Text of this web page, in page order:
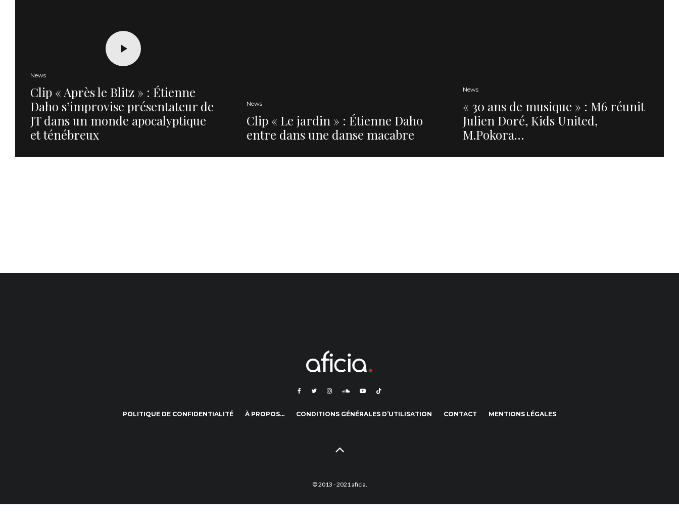
News
Clip « Après le Blitz » : Étienne
Daho s’improvise présentateur de
JT dans un monde apocalyptique
et ténébreux
News
Clip « Le jardin » : Étienne Daho
entre dans une danse macabre
News
« 30 ans de musique » : M6 réunit
Julien Doré, Kids United,
M.Pokora…
POLITIQUE DE CONFIDENTIALITÉ À PROPOS… CONDITIONS GÉNÉRALES D’UTILISATION CONTACT MENTIONS LÉGALES
© 2013 - 2021 aficia.